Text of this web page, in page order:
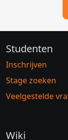
Studenten
Inschrijven
Stage zoeken
Veelgestelde
Wiki